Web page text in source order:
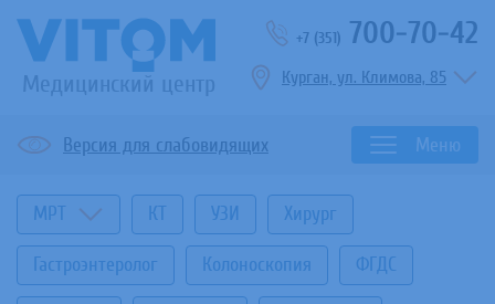
Медицинский центр
Версия для слабовидящих
Курган, ул. Климова, 85
+7 (351) 700-70-42
Меню
МРТ КТ УЗИ Хирург
Гастроэнтеролог Колоноскопия ФГДС